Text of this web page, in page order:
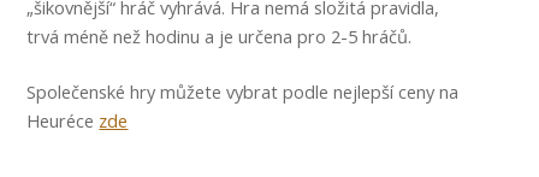
„šikovnější“ hráč vyhrává. Hra nemá složitá pravidla,
trvá méně než hodinu a je určena pro 2-5 hráčů.
Společenské hry můžete vybrat podle nejlepší ceny na
Heuréce zde